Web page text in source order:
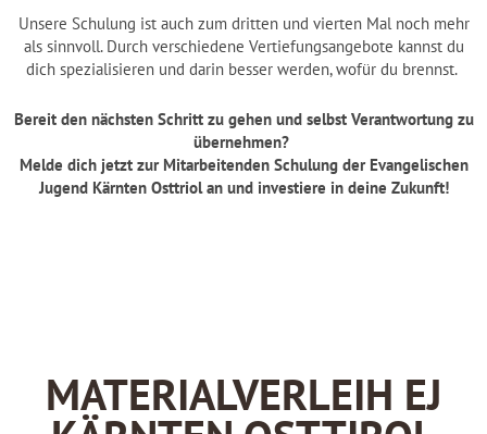
Unsere Schulung ist auch zum dritten und vierten Mal noch mehr
als sinnvoll. Durch verschiedene Vertiefungsangebote kannst du
dich spezialisieren und darin besser werden, wofür du brennst.
Bereit den nächsten Schritt zu gehen und selbst Verantwortung zu
übernehmen?
Melde dich jetzt zur Mitarbeitenden Schulung der Evangelischen
Jugend Kärnten Osttriol an und investiere in deine Zukunft!
MATERIALVERLEIH EJ